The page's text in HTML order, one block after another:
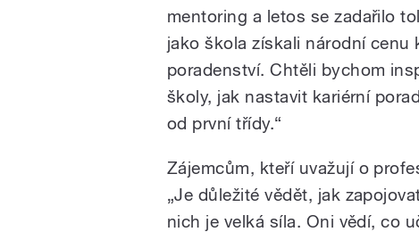
mentoring a letos se zadařilo
jako škola získali národní cenu
poradenství. Chtěli bychom
školy, jak nastavit kariérní
od první třídy.“
Zájemcům, kteří uvažují o
„Je důležité vědět, jak
nich je velká síla. Oni vědí, co